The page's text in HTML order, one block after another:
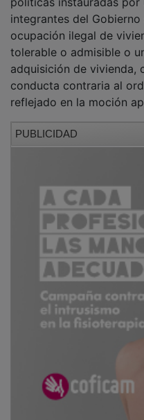
integrantes del Gobierno
ocupación ilegal de
tolerable o admisible o
adquisición de vivienda,
conducta contraria al
reflejado en la moción